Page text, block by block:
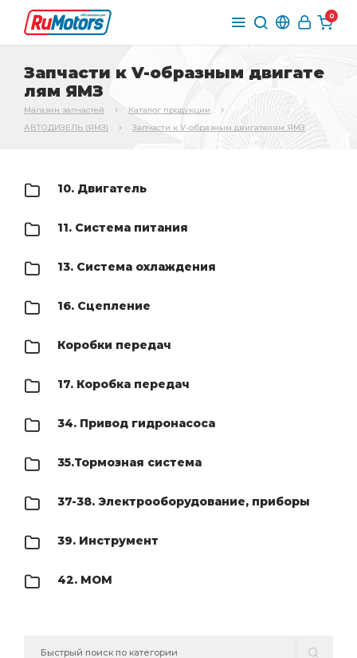
0
Запчасти к V-образным двигате
лям ЯМЗ
Магазин запчастей
Каталог продукции
АВТОДИЗЕЛЬ (ЯМЗ)
Запчасти к V-образным двигателям ЯМЗ
10. Двигатель
11. Система питания
13. Система охлаждения
16. Сцепление
Коробки передач
17. Коробка передач
34. Привод гидронасоса
35.Тормозная система
37-38. Электрооборудование, приборы
39. Инструмент
42. МОМ